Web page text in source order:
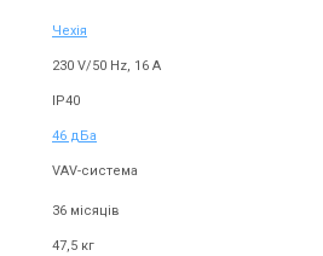
Чехія
230 V/50 Hz, 16 A
IP40
46 дБа
VAV-система
36 місяців
47,5 кг